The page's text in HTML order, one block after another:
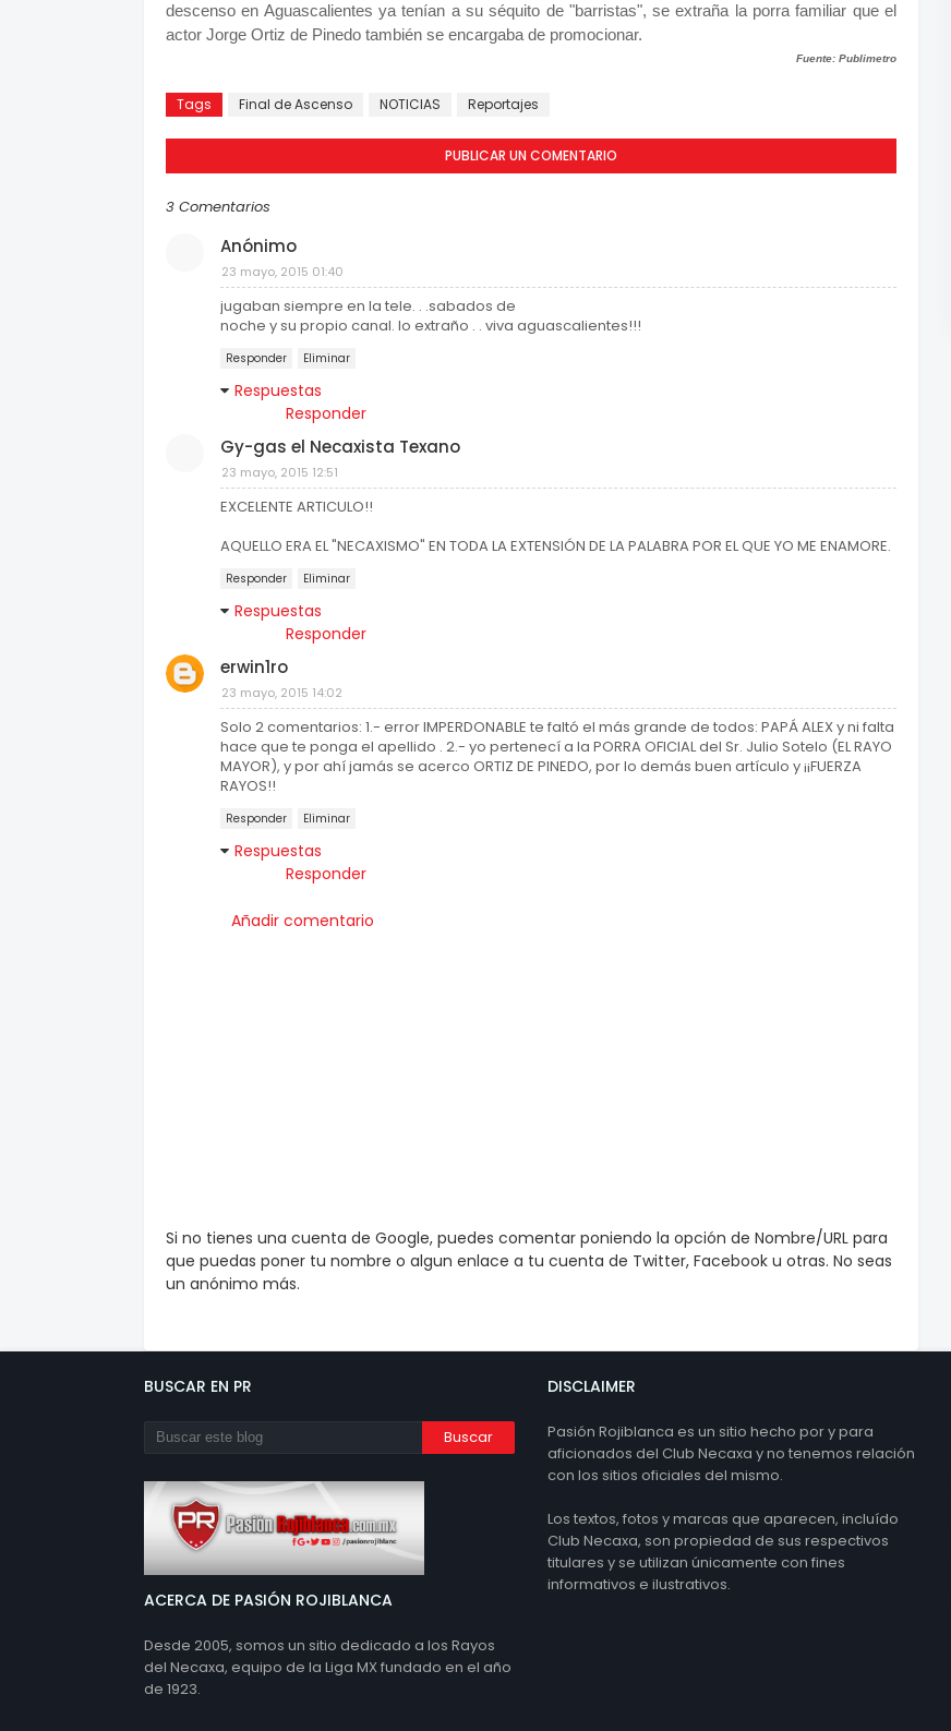
descenso en Aguascalientes ya tenían a su séquito de "barristas", se extraña la porra familiar que el
actor Jorge Ortiz de Pinedo también se encargaba de promocionar.
Fuente: Publimetro
Tags Final de Ascenso NOTICIAS Reportajes
PUBLICAR UN COMENTARIO
3 Comentarios
Anónimo
23 mayo, 2015 01:40
jugaban siempre en la tele. . .sabados de
noche y su propio canal. lo extraño . . viva aguascalientes!!!
Responder Eliminar
Respuestas
Responder
Gy-gas el Necaxista Texano
23 mayo, 2015 12:51
EXCELENTE ARTICULO!!
AQUELLO ERA EL "NECAXISMO" EN TODA LA EXTENSIÓN DE LA PALABRA POR EL QUE YO ME ENAMORE.
Responder Eliminar
Respuestas
Responder
erwin1ro
23 mayo, 2015 14:02
Solo 2 comentarios: 1.- error IMPERDONABLE te faltó el más grande de todos: PAPÁ ALEX y ni falta
hace que te ponga el apellido . 2.- yo pertenecí a la PORRA OFICIAL del Sr. Julio Sotelo (EL RAYO
MAYOR), y por ahí jamás se acerco ORTIZ DE PINEDO, por lo demás buen artículo y ¡¡FUERZA
RAYOS!!
Responder Eliminar
Respuestas
Responder
Añadir comentario
Si no tienes una cuenta de Google, puedes comentar poniendo la opción de Nombre/URL para
que puedas poner tu nombre o algun enlace a tu cuenta de Twitter, Facebook u otras. No seas
un anónimo más.
BUSCAR EN PR
ACERCA DE PASIÓN ROJIBLANCA
Desde 2005, somos un sitio dedicado a los Rayos
del Necaxa, equipo de la Liga MX fundado en el año
de 1923.
DISCLAIMER
Pasión Rojiblanca es un sitio hecho por y para
aficionados del Club Necaxa y no tenemos relación
con los sitios oficiales del mismo.
Los textos, fotos y marcas que aparecen, incluído
Club Necaxa, son propiedad de sus respectivos
titulares y se utilizan únicamente con fines
informativos e ilustrativos.